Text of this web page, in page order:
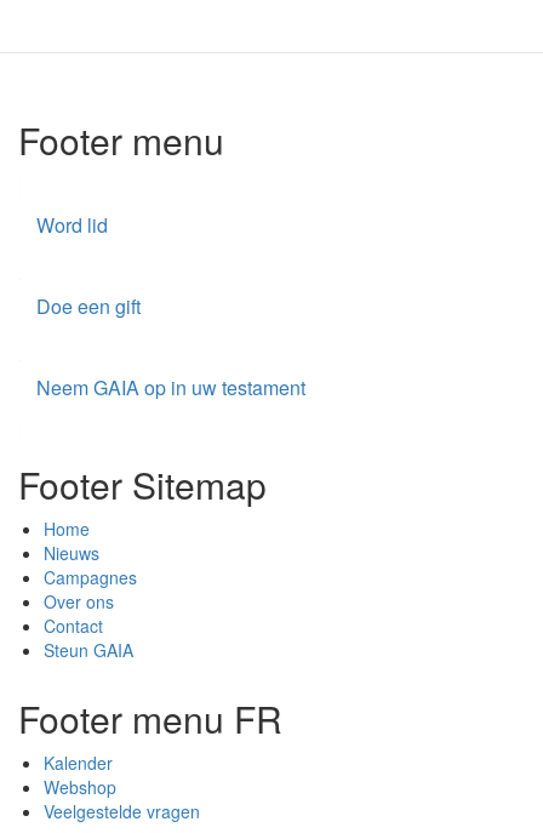
Footer menu
Word lid
Doe een gift
Neem GAIA op in uw testament
Footer Sitemap
Home
Nieuws
Campagnes
Over ons
Contact
Steun GAIA
Footer menu FR
Kalender
Webshop
Veelgestelde vragen